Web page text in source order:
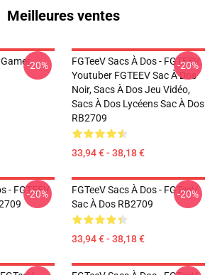
Meilleures ventes
Gamer-20%
FGTeeV Sacs À Dos - FGTEEV.
Youtuber FGTEEV Sac À Dos
Noir, Sacs À Dos Jeu Vidéo,
Sacs À Dos Lycéens Sac À Dos
RB2709
33,94 € - 38,18 €
-20%
- FGTEEV
-20%
FGTeeV Sacs À Dos - FGTeeV
Sac À Dos RB2709
33,94 € - 38,18 €
-20%